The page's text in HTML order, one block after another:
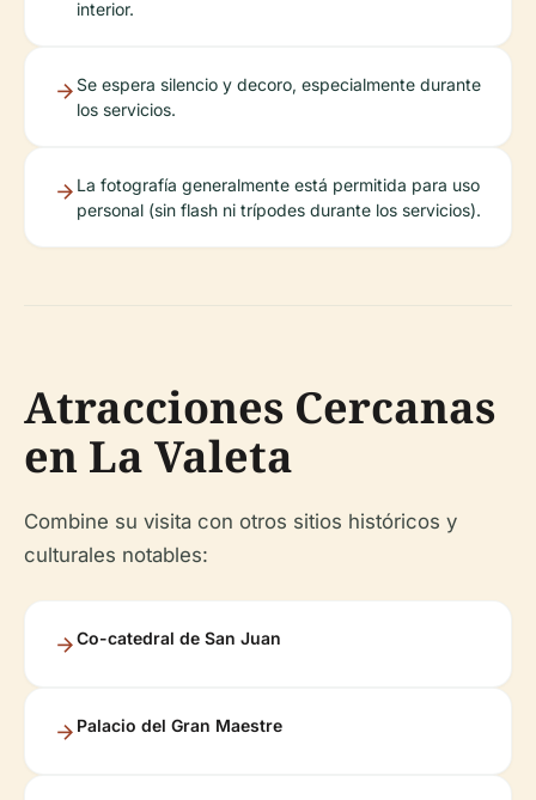
interior.
Se espera silencio y decoro, especialmente durante
los servicios.
La fotografía generalmente está permitida para uso
personal (sin flash ni trípodes durante los servicios).
Atracciones Cercanas
en La Valeta
Combine su visita con otros sitios históricos y
culturales notables:
Co-catedral de San Juan
Palacio del Gran Maestre